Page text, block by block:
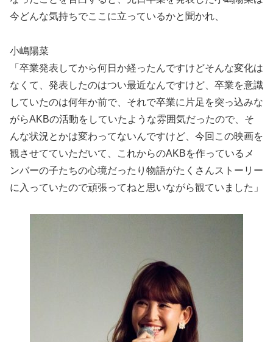
今どんな気持ちでここに立っているかと聞かれ、
小嶋陽菜
「卒業発表してから何日か経ったんですけどそんな変化は
なくて、発表したのはつい最近なんですけど、卒業を意識
していたのは何年か前で、それで卒業に片足を突っ込みな
がらAKBの活動をしていたような雰囲気だったので、そ
んな状況とかは変わってないんですけど、今回この映画を
観させてていただいて、これからのAKBを作っているメ
ンバーの子たちの心境だったり物語がたくさんストーリー
に入っていたので頑張ってねと思いながら観ていました」